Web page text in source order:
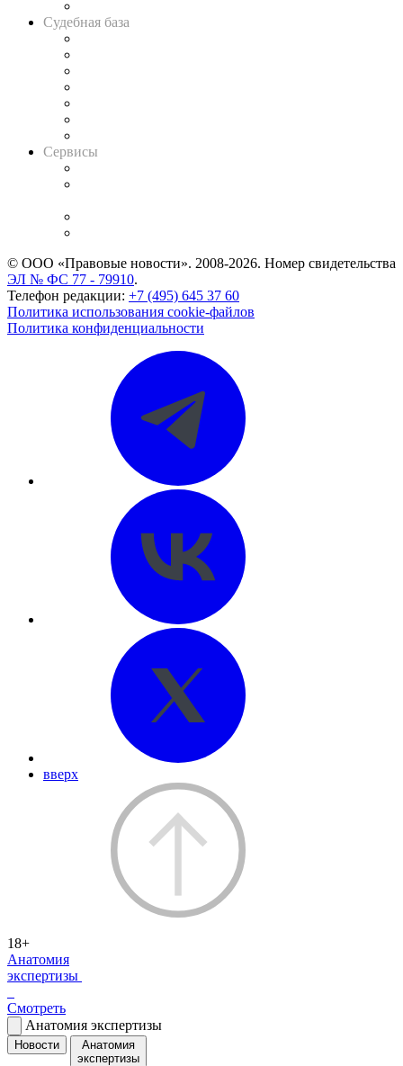
Судебная база
Сервисы
© ООО «Правовые новости». 2008-2026. Номер свидетельства
ЭЛ № ФС 77 - 79910.
Телефон редакции: +7 (495) 645 37 60
Политика использования cookie-файлов
Политика конфиденциальности
вверх
18+
Анатомия
экспертизы
Смотреть
Анатомия экспертизы
Новости
Анатомия
экспертизы